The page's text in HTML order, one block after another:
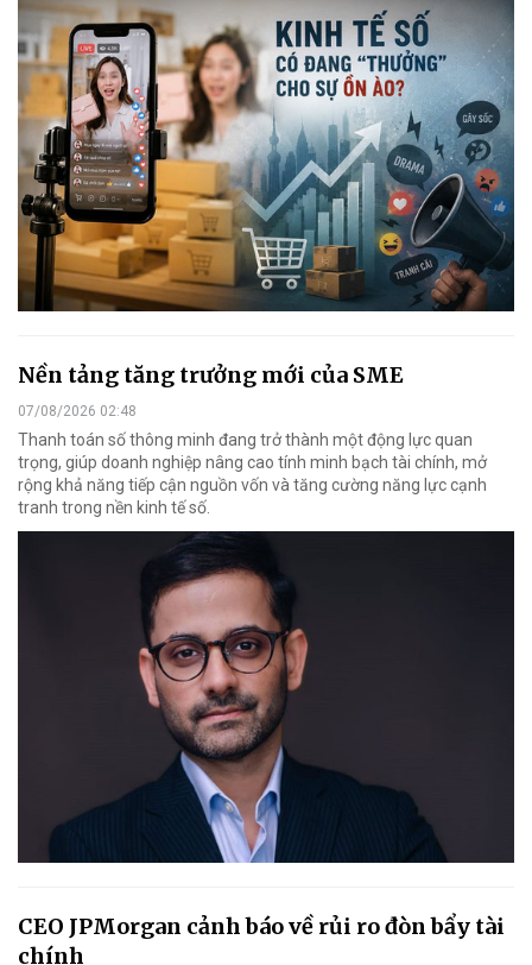
Nền tảng tăng trưởng mới của SME
07/08/2026 02:48
Thanh toán số thông minh đang trở thành một động lực quan
trọng, giúp doanh nghiệp nâng cao tính minh bạch tài chính, mở
rộng khả năng tiếp cận nguồn vốn và tăng cường năng lực cạnh
tranh trong nền kinh tế số.
CEO JPMorgan cảnh báo về rủi ro đòn bẩy tài
chính